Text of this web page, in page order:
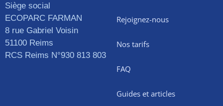
Siège social
ECOPARC FARMAN
8 rue Gabriel Voisin
51100 Reims
RCS Reims N°930 813 803
Rejoignez-nous
Nos tarifs
FAQ
Guides et articles